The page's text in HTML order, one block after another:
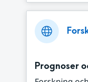
Prognoser